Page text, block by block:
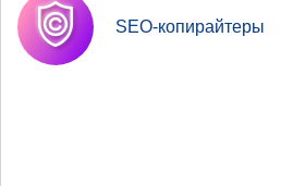
SEO-копирайтеры